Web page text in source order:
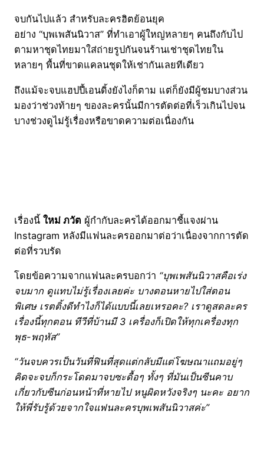
จบกันไปแล้ว สำหรับละครฮิตย้อนยุค
อย่าง “บุพเพสันนิวาส” ที่ทำเอาผู้ใหญ่หลายๆ คนถึงกับไป
ตามหาชุดไทยมาใส่ถ่ายรูปกันจนร้านเช่าชุดไทยใน
หลายๆ พื้นที่ขาดแคลนชุดให้เช่ากันเลยทีเดียว
ถึงแม้จะจบแฮปปี้เอนดิ้งยังไงก็ตาม แต่ก็ยังมีผู้ชมบางส่วน
มองว่าช่วงท้ายๆ ของละครนั้นมีการตัดต่อที่เร็วเกินไปจน
บางช่วงดูไม่รู้เรื่องหรือขาดความต่อเนื่องกัน
เรื่องนี้ ใหม่ ภวัต ผู้กำกับละครได้ออกมาชี้แจงผ่าน
Instagram หลังมีแฟนละครออกมาต่อว่าเนื่องจากการตัด
ต่อที่รวบรัด
โดยข้อความจากแฟนละครบอกว่า “บุพเพสันนิวาสคือเร่ง
จบมาก ดูแทบไม่รู้เรื่องเลยค่ะ บางตอนหายไปใส่ตอน
พิเศษ เรตติ้งดีทำไงก็ได้แบบนี้เลยเหรอคะ? เราดูสดละคร
เรื่องนี้ทุกตอน ทีวีที่บ้านมี 3 เครื่องก็เปิดให้ทุกเครื่องทุก
พุธ-พฤหัส”
“วันจบควรเป็นวันที่ฟินที่สุดแต่กลับมีแต่โฆษณาแถมอยู่ๆ
คิดจะจบก็กระโดดมาจบซะดื้อๆ ทั้งๆ ที่มันเป็นซีนคาบ
เกี่ยวกับซีนก่อนหน้าที่หายไป หนูผิดหวังจริงๆ นะคะ อยาก
ให้พี่รับรู้ด้วยจากใจแฟนละครบุพเพสันนิวาสค่ะ”